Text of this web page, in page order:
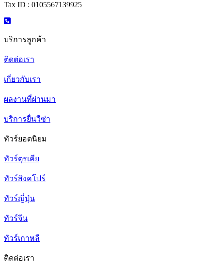
Tax ID : 0105567139925
บริการลูกค้า
ติดต่อเรา
เกี่ยวกับเรา
ผลงานที่ผ่านมา
บริการยื่นวีซ่า
ทัวร์ยอดนิยม
ทัวร์ตุรเคีย
ทัวร์สิงคโปร์
ทัวร์ญี่ปุ่น
ทัวร์จีน
ทัวร์เกาหลี
ติดต่อเรา